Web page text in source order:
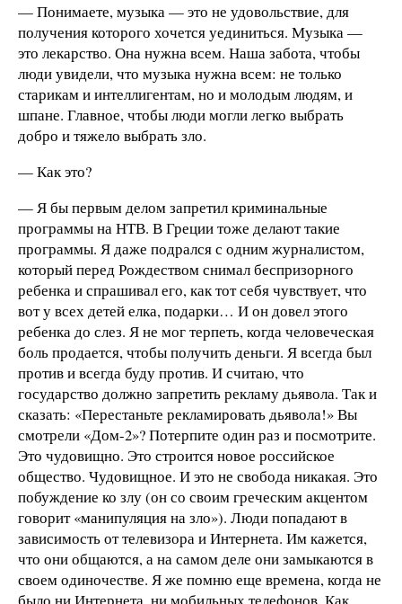
— Понимаете, музыка — это не удовольствие, для
получения которого хочется уединиться. Музыка —
это лекарство. Она нужна всем. Наша забота, чтобы
люди увидели, что музыка нужна всем: не только
старикам и интеллигентам, но и молодым людям, и
шпане. Главное, чтобы люди могли легко выбрать
добро и тяжело выбрать зло.
— Как это?
— Я бы первым делом запретил криминальные
программы на НТВ. В Греции тоже делают такие
программы. Я даже подрался с одним журналистом,
который перед Рождеством снимал беспризорного
ребенка и спрашивал его, как тот себя чувствует, что
вот у всех детей елка, подарки… И он довел этого
ребенка до слез. Я не мог терпеть, когда человеческая
боль продается, чтобы получить деньги. Я всегда был
против и всегда буду против. И считаю, что
государство должно запретить рекламу дьявола. Так и
сказать: «Перестаньте рекламировать дьявола!» Вы
смотрели «Дом-2»? Потерпите один раз и посмотрите.
Это чудовищно. Это строится новое российское
общество. Чудовищное. И это не свобода никакая. Это
побуждение ко злу (он со своим греческим акцентом
говорит «манипуляция на зло»). Люди попадают в
зависимость от телевизора и Интернета. Им кажется,
что они общаются, а на самом деле они замыкаются в
своем одиночестве. Я же помню еще времена, когда не